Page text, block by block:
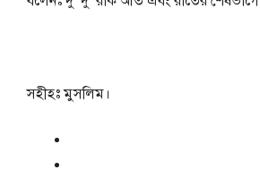
সহীহঃ মুসলিম।